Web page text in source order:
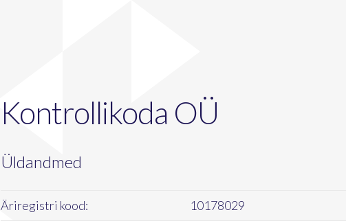
Kontrollikoda OÜ
Üldandmed
Äriregistri kood:
10178029